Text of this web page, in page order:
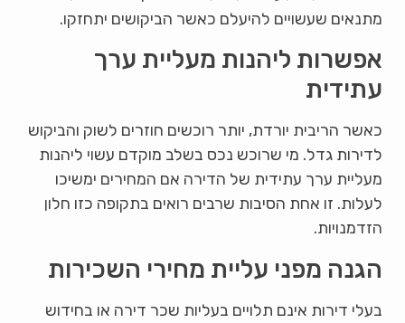
מתנאים שעשויים להיעלם כאשר הביקושים יתחזקו.
אפשרות ליהנות מעליית ערך
עתידית
כאשר הריבית יורדת, יותר רוכשים חוזרים לשוק והביקוש
לדירות גדל. מי שרוכש נכס בשלב מוקדם עשוי ליהנות
מעליית ערך עתידית של הדירה אם המחירים ימשיכו
לעלות. זו אחת הסיבות שרבים רואים בתקופה כזו חלון
הזדמנויות.
הגנה מפני עליית מחירי השכירות
בעלי דירות אינם תלויים בעליות שכר דירה או בחידוש